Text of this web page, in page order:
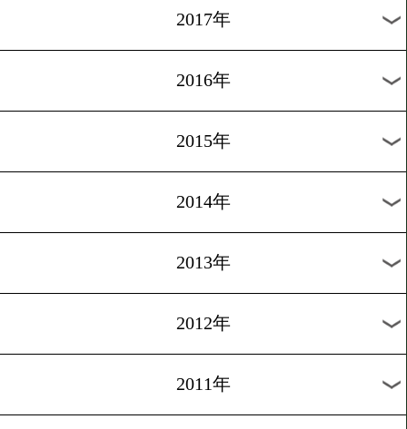
2024年
2023年
2021年
2020年